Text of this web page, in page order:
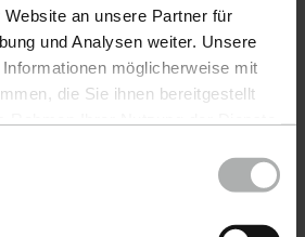
an unsere Partner für
und Analysen weiter. Unsere
möglicherweise mit
die Sie ihnen bereitgestellt
finden Sie unter